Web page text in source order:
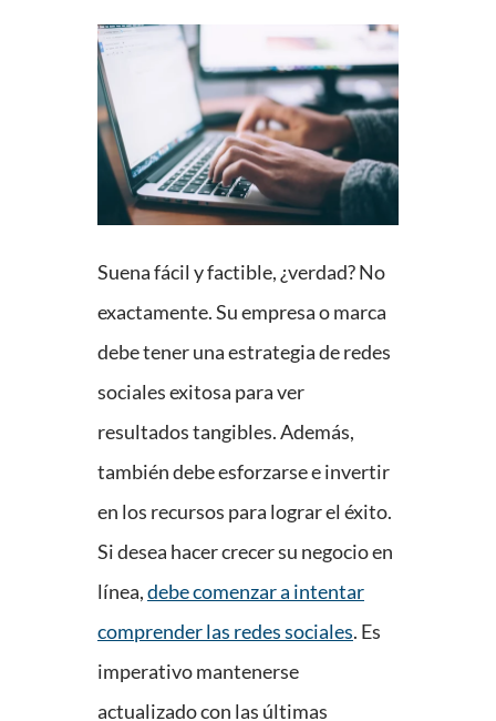
Suena fácil y factible, ¿verdad? No
exactamente. Su empresa o marca
debe tener una estrategia de redes
sociales exitosa para ver
resultados tangibles. Además,
también debe esforzarse e invertir
en los recursos para lograr el éxito.
Si desea hacer crecer su negocio en
línea,debe comenzar a intentar
comprender las redes sociales. Es
imperativo mantenerse
actualizado con las últimas